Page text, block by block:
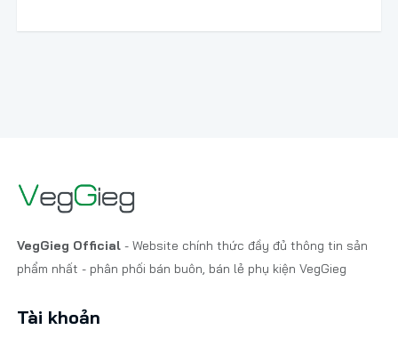
VegGieg Official - Website chính thức đầy đủ thông tin sản
phẩm nhất - phân phối bán buôn, bán lẻ phụ kiện VegGieg
Tài khoản